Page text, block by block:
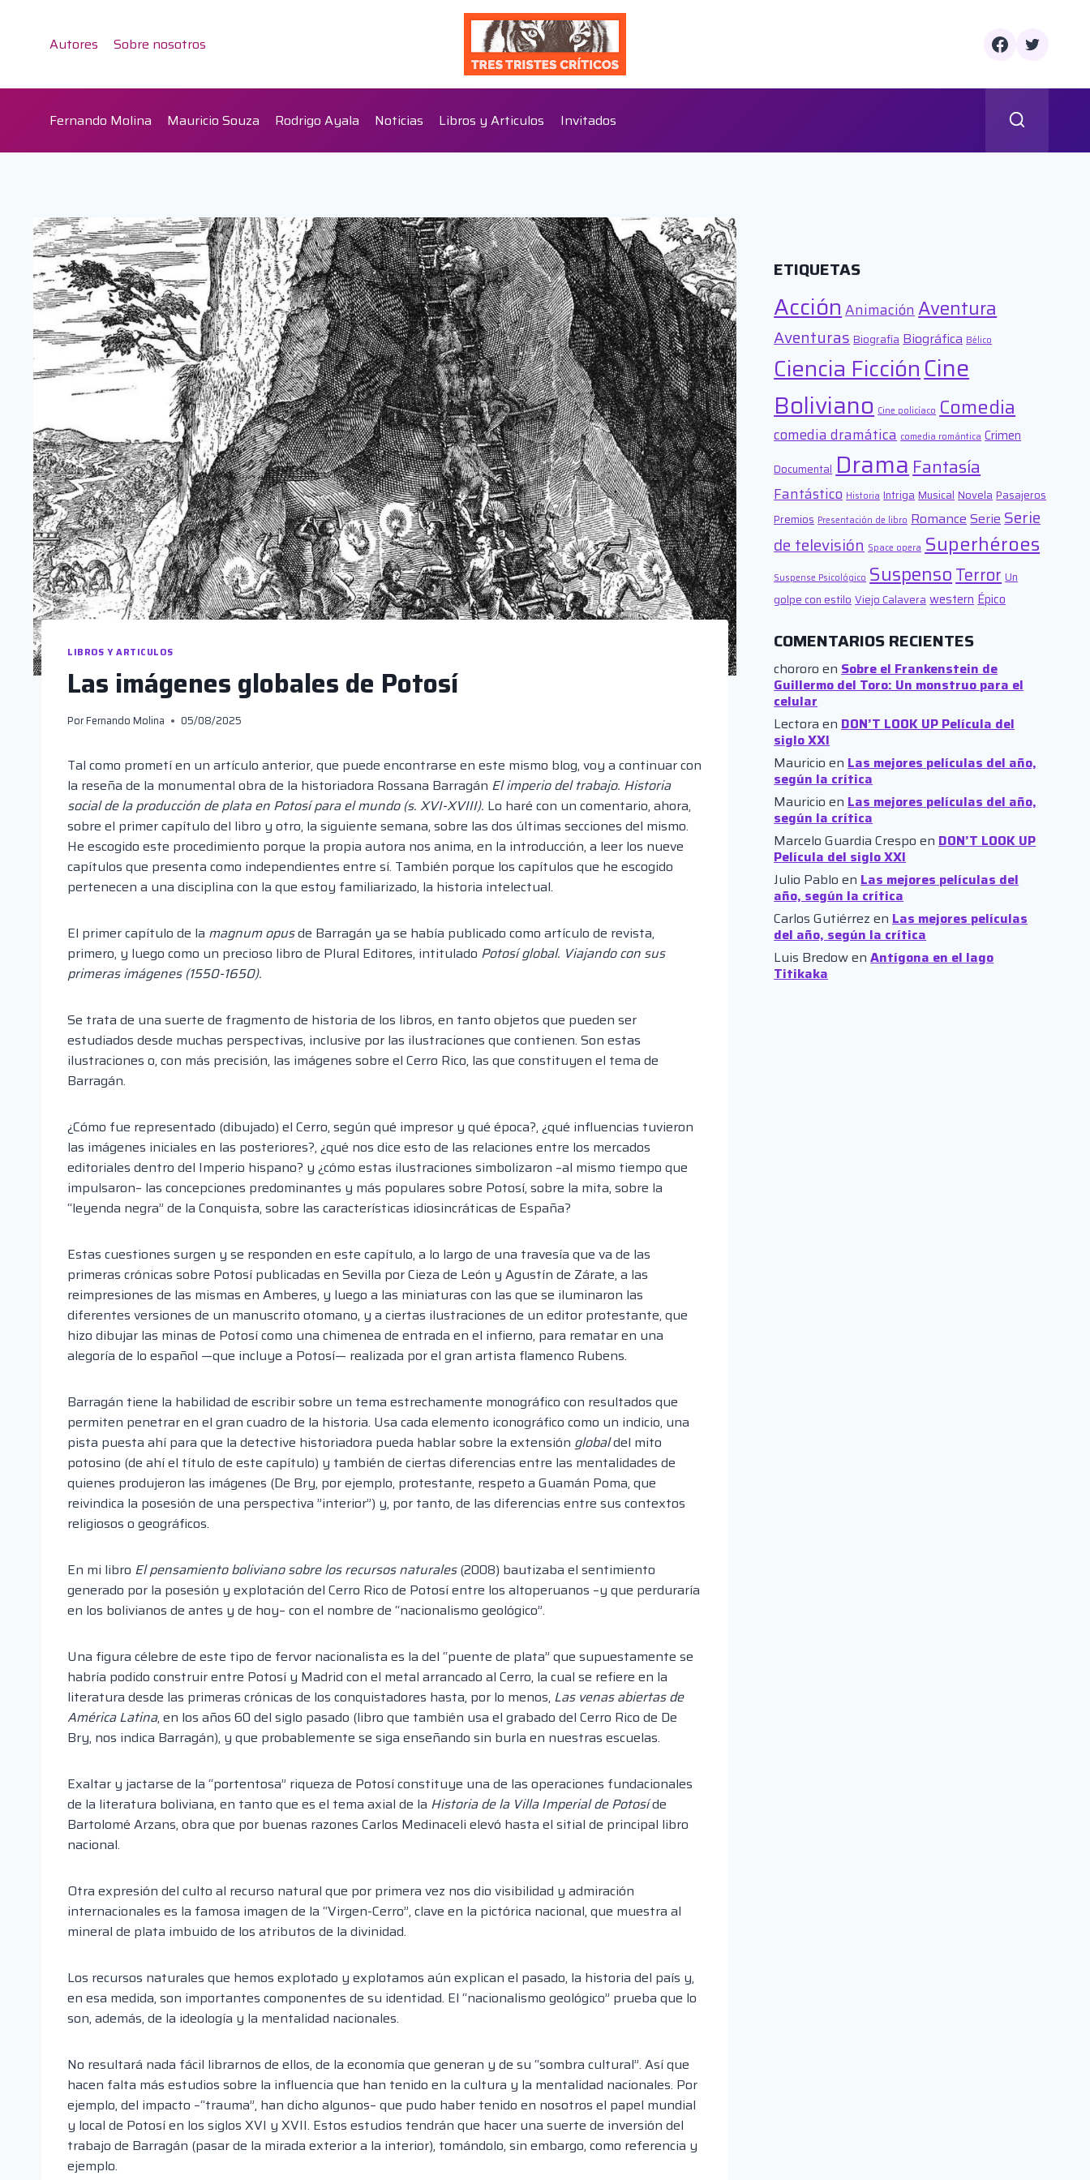
contenidoAutores Sobre nosotros
Fernando Molina Mauricio Souza Rodrigo Ayala Noticias Libros y Articulos Invitados
LIBROS Y ARTICULOS
Las imágenes globales de Potosí
PorFernando Molina 05/08/2025
Tal como prometí en un artículo anterior, que puede encontrarse en este mismo blog, voy a continuar con
la reseña de la monumental obra de la historiadora Rossana Barragán El imperio del trabajo. Historia
social de la producción de plata en Potosí para el mundo (s. XVI-XVIII). Lo haré con un comentario, ahora,
sobre el primer capítulo del libro y otro, la siguiente semana, sobre las dos últimas secciones del mismo.
He escogido este procedimiento porque la propia autora nos anima, en la introducción, a leer los nueve
capítulos que presenta como independientes entre sí. También porque los capítulos que he escogido
pertenecen a una disciplina con la que estoy familiarizado, la historia intelectual.
El primer capítulo de la magnum opusde Barragán ya se había publicado como artículo de revista,
primero, y luego como un precioso libro de Plural Editores, intitulado Potosí global. Viajando con sus
primeras imágenes (1550-1650).
Se trata de una suerte de fragmento de historia de los libros, en tanto objetos que pueden ser
estudiados desde muchas perspectivas, inclusive por las ilustraciones que contienen. Son estas
ilustraciones o, con más precisión, las imágenes sobre el Cerro Rico, las que constituyen el tema de
Barragán.
¿Cómo fue representado (dibujado) el Cerro, según qué impresor y qué época?, ¿qué influencias tuvieron
las imágenes iniciales en las posteriores?, ¿qué nos dice esto de las relaciones entre los mercados
editoriales dentro del Imperio hispano? y ¿cómo estas ilustraciones simbolizaron –al mismo tiempo que
impulsaron– las concepciones predominantes y más populares sobre Potosí, sobre la mita, sobre la
“leyenda negra” de la Conquista, sobre las características idiosincráticas de España?
Estas cuestiones surgen y se responden en este capítulo, a lo largo de una travesía que va de las
primeras crónicas sobre Potosí publicadas en Sevilla por Cieza de León y Agustín de Zárate, a las
reimpresiones de las mismas en Amberes, y luego a las miniaturas con las que se iluminaron las
diferentes versiones de un manuscrito otomano, y a ciertas ilustraciones de un editor protestante, que
hizo dibujar las minas de Potosí como una chimenea de entrada en el infierno, para rematar en una
alegoría de lo español —que incluye a Potosí— realizada por el gran artista flamenco Rubens.
Barragán tiene la habilidad de escribir sobre un tema estrechamente monográfico con resultados que
permiten penetrar en el gran cuadro de la historia. Usa cada elemento iconográfico como un indicio, una
pista puesta ahí para que la detective historiadora pueda hablar sobre la extensión globaldel mito
potosino (de ahí el título de este capítulo) y también de ciertas diferencias entre las mentalidades de
quienes produjeron las imágenes (De Bry, por ejemplo, protestante, respeto a Guamán Poma, que
reivindica la posesión de una perspectiva ”interior”) y, por tanto, de las diferencias entre sus contextos
religiosos o geográficos.
En mi libro El pensamiento boliviano sobre los recursos naturales(2008) bautizaba el sentimiento
generado por la posesión y explotación del Cerro Rico de Potosí entre los altoperuanos –y que perduraría
en los bolivianos de antes y de hoy– con el nombre de “nacionalismo geológico”.
Una figura célebre de este tipo de fervor nacionalista es la del “puente de plata” que supuestamente se
habría podido construir entre Potosí y Madrid con el metal arrancado al Cerro, la cual se refiere en la
literatura desde las primeras crónicas de los conquistadores hasta, por lo menos, Las venas abiertas de
América Latina, en los años 60 del siglo pasado (libro que también usa el grabado del Cerro Rico de De
Bry, nos indica Barragán), y que probablemente se siga enseñando sin burla en nuestras escuelas.
Exaltar y jactarse de la “portentosa” riqueza de Potosí constituye una de las operaciones fundacionales
de la literatura boliviana, en tanto que es el tema axial de la Historia de la Villa Imperial de Potosíde
Bartolomé Arzans, obra que por buenas razones Carlos Medinaceli elevó hasta el sitial de principal libro
nacional.
Otra expresión del culto al recurso natural que por primera vez nos dio visibilidad y admiración
internacionales es la famosa imagen de la “Virgen-Cerro”, clave en la pictórica nacional, que muestra al
mineral de plata imbuido de los atributos de la divinidad.
Los recursos naturales que hemos explotado y explotamos aún explican el pasado, la historia del país y,
en esa medida, son importantes componentes de su identidad. El “nacionalismo geológico” prueba que lo
son, además, de la ideología y la mentalidad nacionales.
No resultará nada fácil librarnos de ellos, de la economía que generan y de su “sombra cultural”. Así que
hacen falta más estudios sobre la influencia que han tenido en la cultura y la mentalidad nacionales. Por
ejemplo, del impacto –“trauma”, han dicho algunos– que pudo haber tenido en nosotros el papel mundial
y local de Potosí en los siglos XVI y XVII. Estos estudios tendrán que hacer una suerte de inversión del
trabajo de Barragán (pasar de la mirada exterior a la interior), tomándolo, sin embargo, como referencia y
ejemplo.
ETIQUETAS
AcciónAnimación Aventura
Aventuras Biografía Biográfica Bélico
Ciencia FicciónCine
Boliviano Cine policíaco Comedia
comedia dramática comedia romántica Crimen
Documental DramaFantasía
Fantástico Historia Intriga Musical Novela Pasajeros
Premios Presentación de libro RomanceSerieSerie
de televisión Space opera Superhéroes
Suspense Psicológico SuspensoTerror Un
golpe con estilo Viejo Calavera western Épico
COMENTARIOS RECIENTES
chororo enSobre el Frankenstein de
Guillermo del Toro: Un monstruo para el
celular
Lectora enDON’T LOOK UP Película del
siglo XXI
Mauricio enLas mejores películas del año,
según la crítica
Mauricio enLas mejores películas del año,
según la crítica
Marcelo Guardia Crespo enDON’T LOOK UP
Película del siglo XXI
Julio Pablo enLas mejores películas del
año, según la crítica
Carlos Gutiérrez enLas mejores películas
del año, según la crítica
Luis BredowenAntígona en el lago
Titikaka